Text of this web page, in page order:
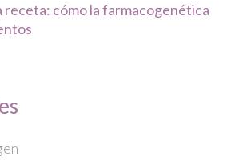
receta: cómo la farmacogenética